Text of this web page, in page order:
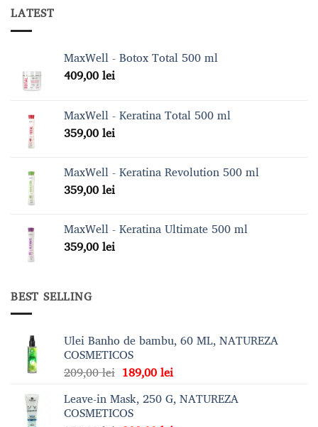
LATEST
MaxWell - Botox Total 500 ml
409,00lei
MaxWell - Keratina Total 500 ml
359,00lei
MaxWell - Keratina Revolution 500 ml
359,00lei
MaxWell - Keratina Ultimate 500 ml
359,00lei
BEST SELLING
Ulei Banho de bambu, 60 ML, NATUREZA
COSMETICOS
209,00lei Prețul
a
fost:
189,00leiPrețul
este:
Leave-in Mask, 250 G, NATUREZA
COSMETICOS